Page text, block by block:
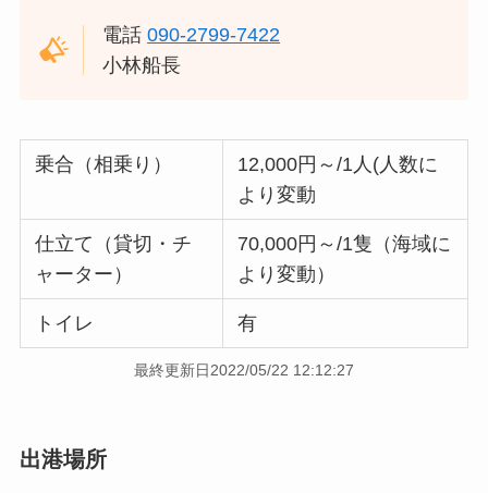
電話090-2799-7422
小林船長
乗合（相乗り）
12,000円～/1人(人数に
より変動
仕立て（貸切・チ
ャーター）
70,000円～/1隻（海域に
より変動）
トイレ 有
最終更新日2022/05/22 12:12:27
出港場所